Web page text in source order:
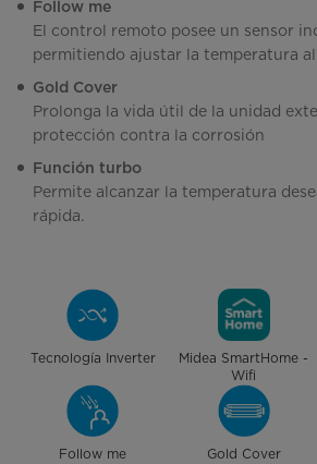
Follow me
El control remoto posee un sensor
permitiendo ajustar la temperatura
Gold Cover
Prolonga la vida útil de la unidad
protección contra la corrosión
Función turbo
Permite alcanzar la temperatura
rápida.
Tecnología Inverter
Midea SmartHome -
Wifi
Follow me Gold Cover